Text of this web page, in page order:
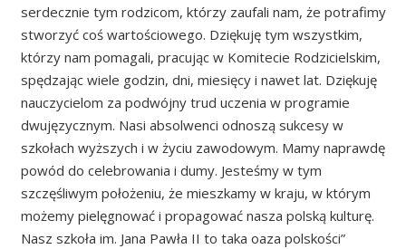
serdecznie tym rodzicom, którzy zaufali nam, że potrafimy
stworzyć coś wartościowego. Dziękuję tym wszystkim,
którzy nam pomagali, pracując w Komitecie Rodzicielskim,
spędzając wiele godzin, dni, miesięcy i nawet lat. Dziękuję
nauczycielom za podwójny trud uczenia w programie
dwujęzycznym. Nasi absolwenci odnoszą sukcesy w
szkołach wyższych i w życiu zawodowym. Mamy naprawdę
powód do celebrowania i dumy. Jesteśmy w tym
szczęśliwym położeniu, że mieszkamy w kraju, w którym
możemy pielęgnować i propagować nasza polską kulturę.
Nasz szkoła im. Jana Pawła II to taka oaza polskości”